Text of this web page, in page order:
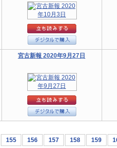
宮古新報 2020年9月27日
155 156 157 158 159